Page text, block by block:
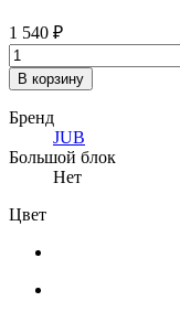
1 540 ₽
В корзину
Бренд
JUB
Большой блок
Нет
Цвет